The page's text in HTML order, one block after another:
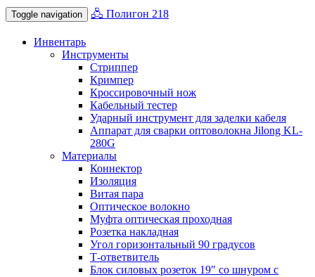
Toggle navigation 🖧 Полигон 218
Инвентарь
Инструменты
Стриппер
Кримпер
Кроссировочный нож
Кабельный тестер
Ударный инструмент для заделки кабеля
Аппарат для сварки оптоволокна Jilong KL-
280G
Материалы
Коннектор
Изоляция
Витая пара
Оптическое волокно
Муфта оптическая проходная
Розетка накладная
Угол горизонтальный 90 градусов
Т-ответвитель
Блок силовых розеток 19″ со шнуром с